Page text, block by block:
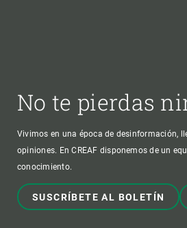
No te pierdas
Vivimos en una época de desinformación,
opiniones. En CREAF disponemos de un
conocimiento.
SUSCRÍBETE AL BOLETÍN